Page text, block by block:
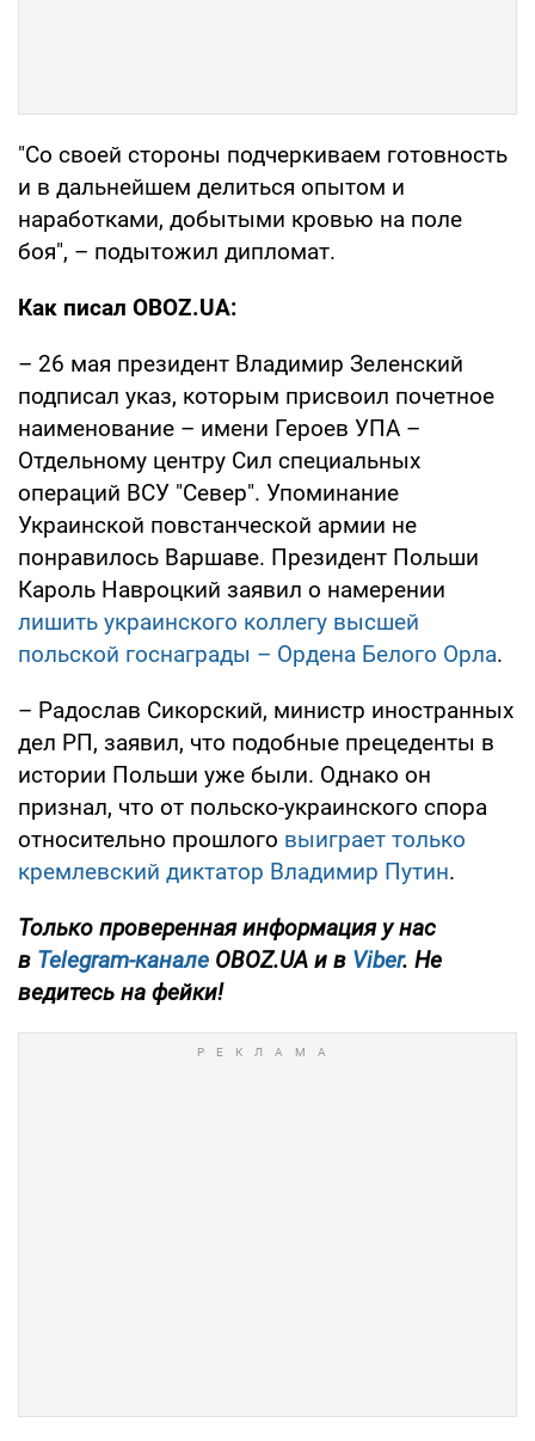
"Со своей стороны подчеркиваем готовность
и в дальнейшем делиться опытом и
наработками, добытыми кровью на поле
боя", – подытожил дипломат.
Как писал OBOZ.UA:
– 26 мая президент Владимир Зеленский
подписал указ, которым присвоил почетное
наименование – имени Героев УПА –
Отдельному центру Сил специальных
операций ВСУ "Север". Упоминание
Украинской повстанческой армии не
понравилось Варшаве. Президент Польши
Кароль Навроцкий заявил о намерении
лишить украинского коллегу высшей
польской госнаграды – Ордена Белого Орла.
– Радослав Сикорский, министр иностранных
дел РП, заявил, что подобные прецеденты в
истории Польши уже были. Однако он
признал, что от польско-украинского спора
относительно прошлого выиграет только
кремлевский диктатор Владимир Путин.
Только проверенная информация у нас
в Telegram-канале OBOZ.UA и в Viber. Не
ведитесь на фейки!